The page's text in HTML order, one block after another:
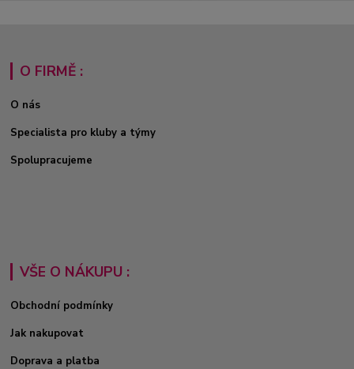
O FIRMĚ :
O nás
Specialista pro kluby a týmy
Spolupracujeme
VŠE O NÁKUPU :
Obchodní podmínky
Jak nakupovat
Doprava a platba